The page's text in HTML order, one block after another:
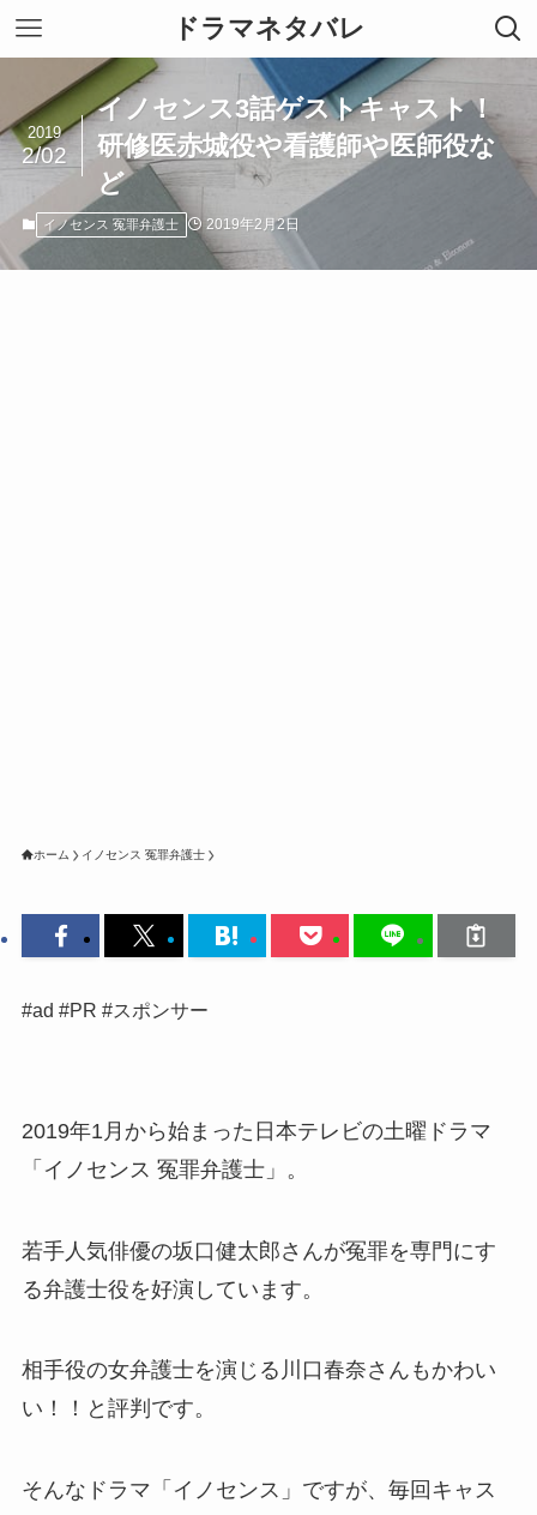
ドラマネタバレ
イノセンス3話ゲストキャスト！
研修医赤城役や看護師や医師役な
ど
2019
2/02
イノセンス 冤罪弁護士 2019年2月2日
ホーム イノセンス 冤罪弁護士
#ad #PR #スポンサー
2019年1月から始まった日本テレビの土曜ドラマ
「イノセンス 冤罪弁護士」。
若手人気俳優の坂口健太郎さんが冤罪を専門にす
る弁護士役を好演しています。
相手役の女弁護士を演じる川口春奈さんもかわい
い！！と評判です。
そんなドラマ「イノセンス」ですが、毎回キャス